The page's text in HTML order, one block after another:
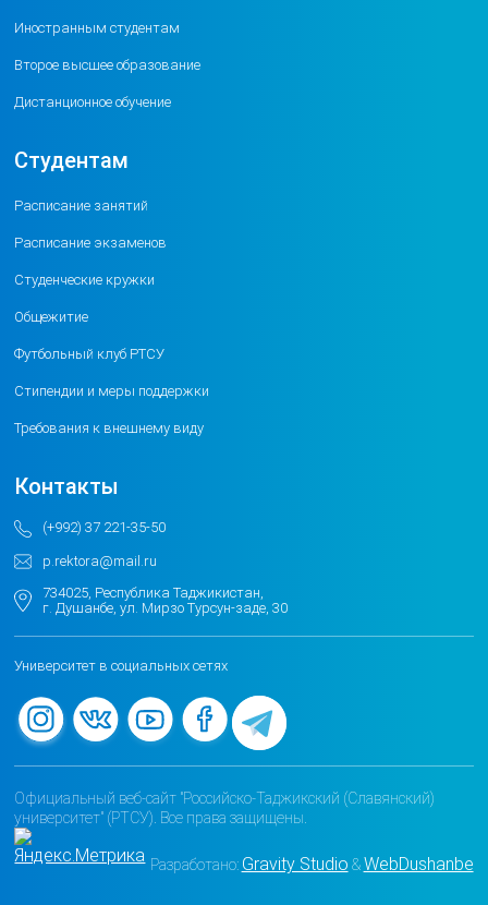
Иностранным студентам
Второе высшее образование
Дистанционное обучение
Студентам
Расписание занятий
Расписание экзаменов
Студенческие кружки
Общежитие
Футбольный клуб РТСУ
Стипендии и меры поддержки
Требования к внешнему виду
Контакты
(+992) 37 221-35-50
p.rektora@mail.ru
734025, Республика Таджикистан,
г. Душанбе, ул. Мирзо Турсун-заде, 30
Университет в социальных сетях
Официальный веб-сайт "Российско-Таджикский (Славянский)
университет" (РТСУ). Все права защищены.
Разработано: Gravity Studio &WebDushanbe